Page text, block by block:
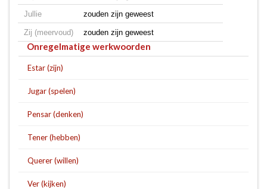
Jullie zouden zijn geweest
Zij (meervoud) zouden zijn geweest
Onregelmatige werkwoorden
Estar (zijn)
Jugar (spelen)
Pensar (denken)
Tener (hebben)
Querer (willen)
Ver (kijken)